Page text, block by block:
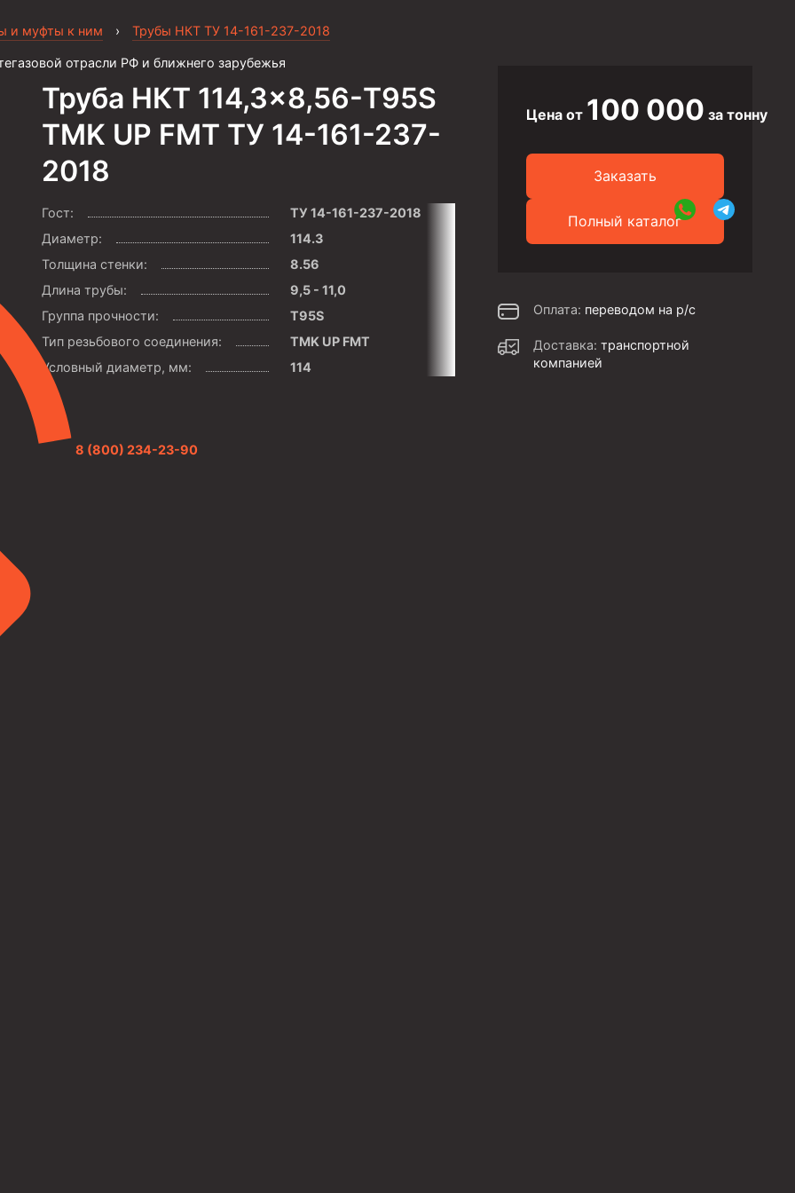
отрасли РФ и ближнего зарубежья
8 (800) 234-23-90
и муфты к ним › Трубы НКТ ТУ 14-161-237-2018
Труба НКТ 114,3×8,56-T95S
TMK UP FMT ТУ 14-161-237-
2018
Гост:
ТУ 14-161-237-2018
Диаметр:
114.3
Толщина стенки:
8.56
Длина трубы:
9,5 - 11,0
Группа прочности:
T95S
Тип резьбового соединения:
TMK UP FMT
Условный диаметр, мм:
114
Цена от 100 000 за тонну
Заказать
Полный каталог
Оплата: переводом на р/с
Доставка: транспортной
компанией